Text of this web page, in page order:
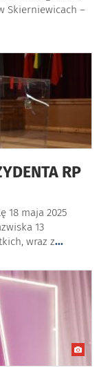
Skierniewicach –
RP
18 maja 2025
13
wraz z...